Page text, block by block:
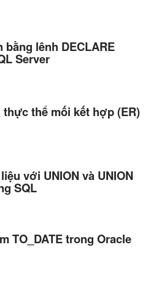
bằng lênh DECLARE
Server
thực thể mối kết hợp (ER)
với UNION và UNION
SQL
TO_DATE trong Oracle